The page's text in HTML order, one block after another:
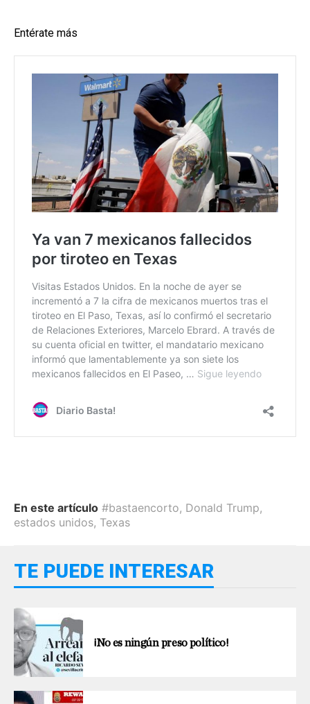
Entérate más
En este artículo #bastaencorto, Donald Trump,
estados unidos, Texas
TE PUEDE INTERESAR
¡No es ningún preso político!